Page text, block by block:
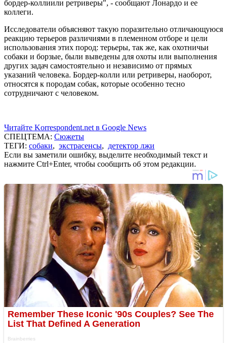
бордер-коллиили ретриверы", - сообщают Лонардо и ее
коллеги.
Исследователи объясняют такую поразительно отличающуюся
реакцию терьеров различиями в племенном отборе и цели
использования этих пород: терьеры, так же, как охотничьи
собаки и борзые, были выведены для охоты или выполнения
других задач самостоятельно и независимо от прямых
указаний человека. Бордер-колли или ретриверы, наоборот,
относятся к породам собак, которые особенно тесно
сотрудничают с человеком.
Читайте Korrespondent.net в Google News
СПЕЦТЕМА: Сюжеты
ТЕГИ: собаки, экстрасенсы, детектор лжи
Если вы заметили ошибку, выделите необходимый текст и
нажмите Ctrl+Enter, чтобы сообщить об этом редакции.